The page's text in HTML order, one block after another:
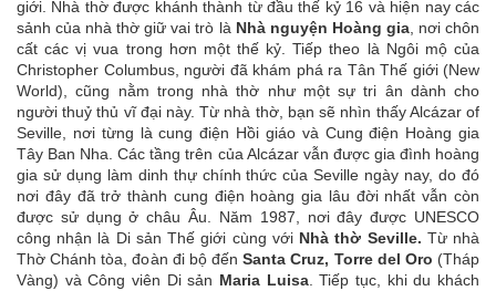
giới. Nhà thờ được khánh thành từ đầu thế kỷ 16 và hiện nay các
sảnh của nhà thờ giữ vai trò là Nhà nguyện Hoàng gia, nơi chôn
cất các vị vua trong hơn một thế kỷ. Tiếp theo là Ngôi mộ của
Christopher Columbus, người đã khám phá ra Tân Thế giới (New
World), cũng nằm trong nhà thờ như một sự tri ân dành cho
người thuỷ thủ vĩ đại này. Từ nhà thờ, bạn sẽ nhìn thấy Alcázar of
Seville, nơi từng là cung điện Hồi giáo và Cung điện Hoàng gia
Tây Ban Nha. Các tầng trên của Alcázar vẫn được gia đình hoàng
gia sử dụng làm dinh thự chính thức của Seville ngày nay, do đó
nơi đây đã trở thành cung điện hoàng gia lâu đời nhất vẫn còn
được sử dụng ở châu Âu. Năm 1987, nơi đây được UNESCO
công nhận là Di sản Thế giới cùng với Nhà thờ Seville. Từ nhà
Thờ Chánh tòa, đoàn đi bộ đếnSanta Cruz, Torre del Oro (Tháp
Vàng) và Công viên Di sản Maria Luisa. Tiếp tục, khi du khách